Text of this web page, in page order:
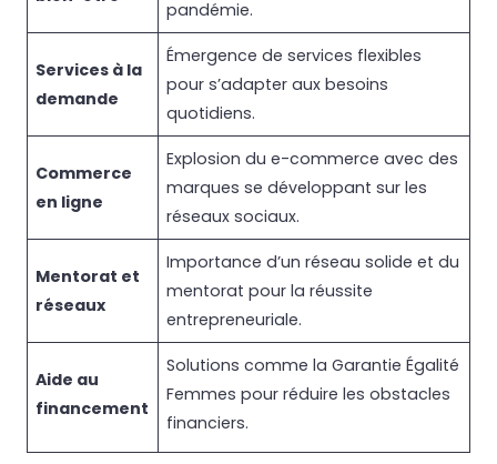
pandémie.
Services à la
demande
Émergence de services flexibles
pour s’adapter aux besoins
quotidiens.
Commerce
en ligne
Explosion du e-commerce avec des
marques se développant sur les
réseaux sociaux.
Mentorat et
réseaux
Importance d’un réseau solide et du
mentorat pour la réussite
entrepreneuriale.
Aide au
financement
Solutions comme la Garantie Égalité
Femmes pour réduire les obstacles
financiers.